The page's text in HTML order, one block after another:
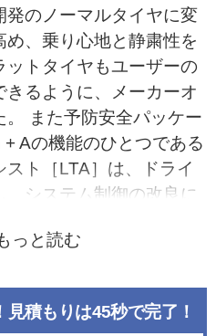
発のノーマルタイヤに変
、乗り心地と静粛性を
トタイヤもユーザーの
るように、メーカーオ
また予防安全パッケー
Aの機能のひとつである
ト［LTA］は、ドライ
、システム制御の改良に
向上。ふらつきを低減
ができるLTA制御を実
については、性能向上
の配慮として、追い越
っと読む
見積もりは45秒で完了！